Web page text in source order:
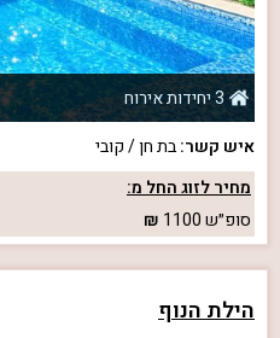
3 יחידות אירוח
איש קשר:בת חן / קובי
מחיר לזוג החל מ:
סופ״ש1100
הילת הנוף